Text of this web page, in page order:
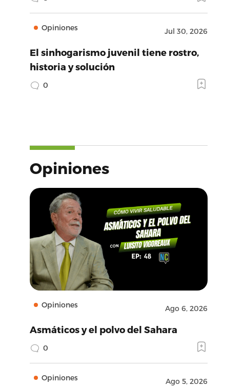
Opiniones Jul 30, 2026
El sinhogarismo juvenil tiene rostro,
historia y solución
0
Opiniones
Opiniones Ago 6, 2026
Asmáticos y el polvo del Sahara
0
Opiniones Ago 5, 2026